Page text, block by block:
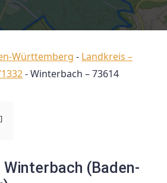
Württemberg - Landkreis –
-Winterbach – 73614
(Baden-